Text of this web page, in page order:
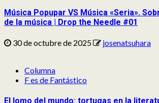
Música Popupar VS Música «Seria».
de la música | Drop the Needle #01
30 de octubre de 2025 josenatsuhara
Columna
F es de Fantástico
El lomo del mundo: tortugas en la